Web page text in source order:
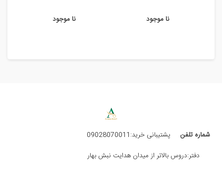
نا موجود نا موجود
شماره تلفن
پشتیبانی خرید:09028070011
دفتر:دروس بالاتر از میدان هدایت نبش بهار